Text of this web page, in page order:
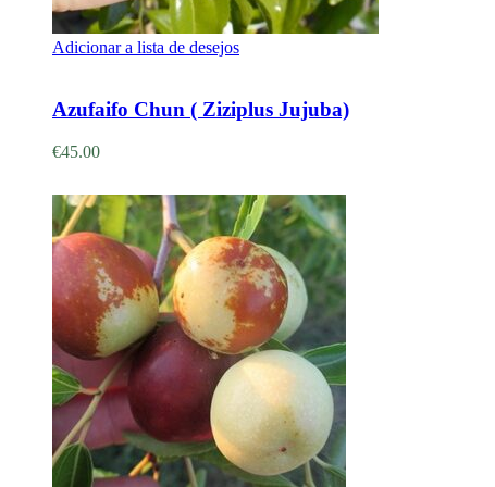
Adicionar a lista de desejos
Azufaifo Chun ( Ziziplus Jujuba)
€45.00